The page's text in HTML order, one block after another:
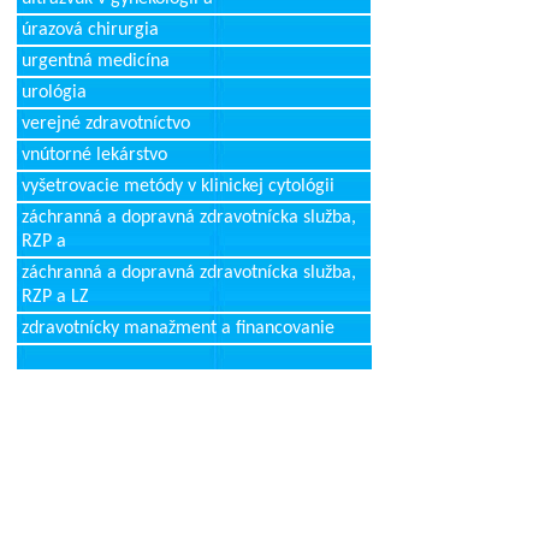
úrazová chirurgia
urgentná medicína
urológia
verejné zdravotníctvo
vnútorné lekárstvo
vyšetrovacie metódy v klinickej cytológii
záchranná a dopravná zdravotnícka služba,
RZP a
záchranná a dopravná zdravotnícka služba,
RZP a LZ
zdravotnícky manažment a financovanie